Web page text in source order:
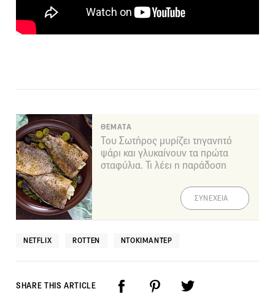
ΘΕΜΑΤΑ
Του Σωτήρος μυρίζει τηγανητό
ψάρι και γλυκαίνουν τα πρώτα
σταφύλια. Τι λέει η παράδοση
ΣΥΝΕΧΕΙΑ
NETFLIX ROTTEN ΝΤΟΚΙΜΑΝΤΈΡ
SHARE THIS ARTICLE